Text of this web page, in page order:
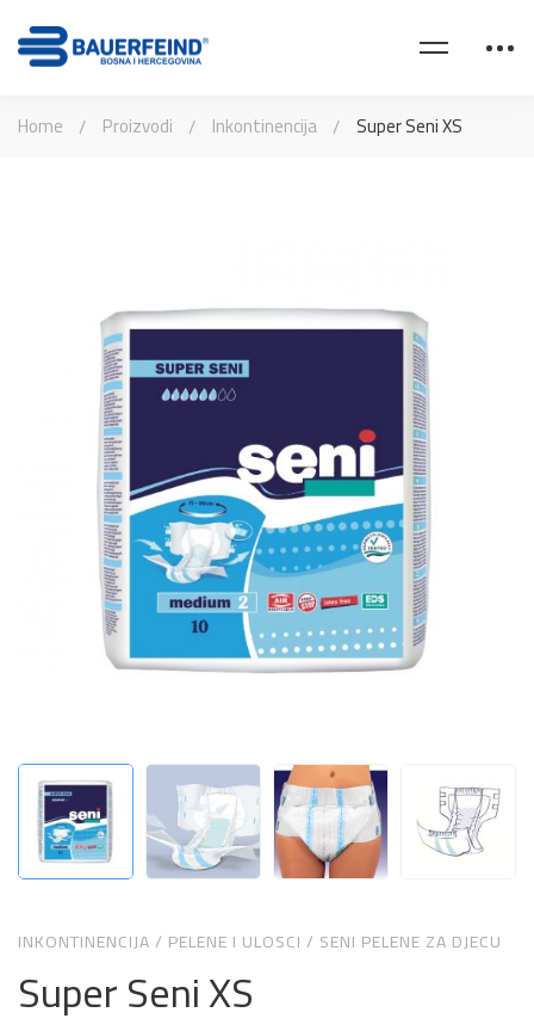
Home Proizvodi Inkontinencija Super Seni XS
INKONTINENCIJA/ PELENE I ULOSCI / SENI PELENE ZA DJECU
Super Seni XS